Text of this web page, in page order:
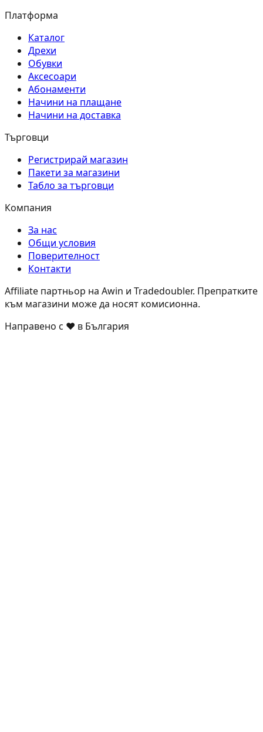
Платформа
Каталог
Дрехи
Обувки
Аксесоари
Абонаменти
Начини на плащане
Начини на доставка
Търговци
Регистрирай магазин
Пакети за магазини
Табло за търговци
Компания
За нас
Общи условия
Поверителност
Контакти
Affiliate партньор на Awin и Tradedoubler. Препратките
към магазини може да носят комисионна.
Направено с ❤️ в България